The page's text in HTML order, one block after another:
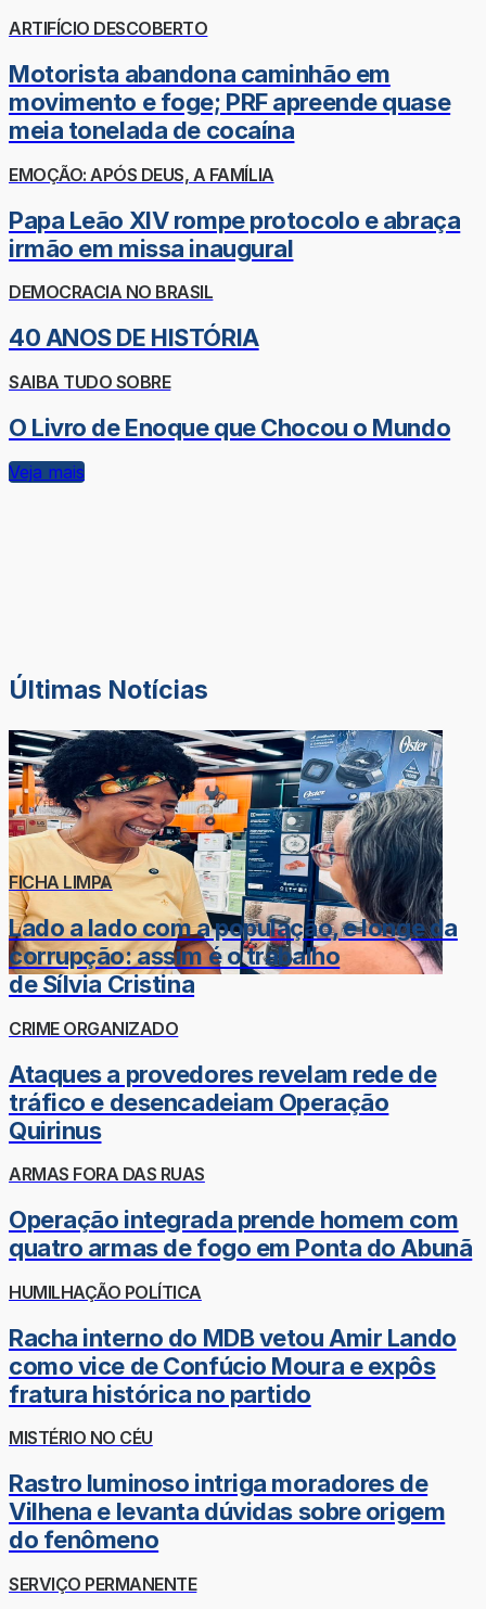
ARTIFÍCIO DESCOBERTO
Motorista abandona caminhão em
movimento e foge; PRF apreende quase
meia tonelada de cocaína
EMOÇÃO: APÓS DEUS, A FAMÍLIA
Papa Leão XIV rompe protocolo e abraça
irmão em missa inaugural
DEMOCRACIA NO BRASIL
40 ANOS DE HISTÓRIA
SAIBA TUDO SOBRE
O Livro de Enoque que Chocou o Mundo
Veja mais
Últimas Notícias
FICHA LIMPA
Lado a lado com a população, e longe da
corrupção: assim é o trabalho
de Sílvia Cristina
CRIME ORGANIZADO
Ataques a provedores revelam rede de
tráfico e desencadeiam Operação
Quirinus
ARMAS FORA DAS RUAS
Operação integrada prende homem com
quatro armas de fogo em Ponta do Abunã
HUMILHAÇÃO POLÍTICA
Racha interno do MDB vetou Amir Lando
como vice de Confúcio Moura e expôs
fratura histórica no partido
MISTÉRIO NO CÉU
Rastro luminoso intriga moradores de
Vilhena e levanta dúvidas sobre origem
do fenômeno
SERVIÇO PERMANENTE